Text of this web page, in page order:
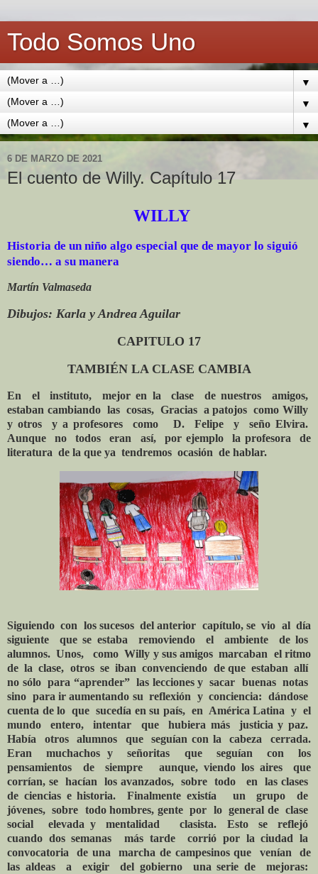
Todo Somos Uno
▼
▼
▼
6 DE MARZO DE 2021
El cuento de Willy. Capítulo 17
WILLY
Historia de un niño algo especial que de mayor lo siguió
siendo… a su manera
Martín Valmaseda
Dibujos: Karla y Andrea Aguilar
CAPITULO 17
TAMBIÉNLA CLASE CAMBIA
En el instituto, mejor en la clase de nuestros amigos,
estaban cambiando las cosas, Gracias a patojos como Willy
y otros y a profesores como D. Felipe y seño Elvira.
Aunque no todos eran así, por ejemplo la profesora de
literatura de la que ya tendremos ocasión de hablar.
Siguiendo con los sucesos del anterior capítulo, se vio al día
siguiente
que se estaba removiendo el ambiente
de los
alumnos. Unos, como Willy y sus amigos marcaban el ritmo
de la clase, otros se iban convenciendo de que estaban allí
no sólo para “aprender” las lecciones y sacar buenas notas
sino para ir aumentando su reflexión y conciencia: dándose
cuenta de lo que sucedía en su país, en América Latina y el
mundo entero, intentar que hubiera más justicia y paz.
Había otros alumnos que seguían con la cabeza cerrada.
Eran muchachos y señoritas que seguían con los
pensamientos de siempre aunque, viendo los aires que
corrían, se hacían los avanzados, sobre todo en las clases
de ciencias e historia. Finalmente existía un grupo de
jóvenes, sobre todo hombres, gente por lo general de clase
social elevada y mentalidad clasista. Esto se reflejó
cuando dos semanas más tarde corrió por la ciudad la
convocatoria de una marcha de campesinos que venían de
las aldeas a exigir del gobierno una serie de mejoras: